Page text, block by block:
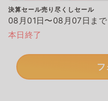
決算セール売り尽くしセール
08月01日〜08月07日まで
本日終了
フ